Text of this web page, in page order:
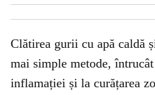
Clătirea gurii cu apă caldă
mai simple metode,
inflamației și la curățarea